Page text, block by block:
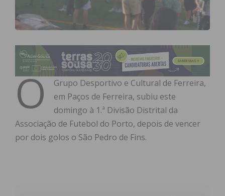
O
Grupo Desportivo e Cultural de Ferreira,
em Paços de Ferreira, subiu este
domingo à 1.ª Divisão Distrital da
Associação de Futebol do Porto, depois de vencer
por dois golos o São Pedro de Fins.